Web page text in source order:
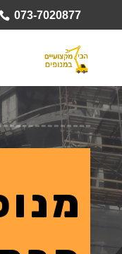
073-7020877